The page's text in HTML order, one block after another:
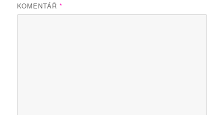
KOMENTÁŘ*